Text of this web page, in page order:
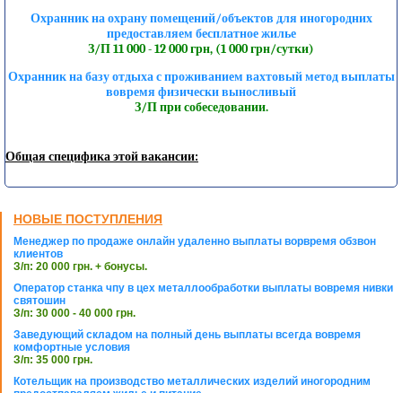
Охранник на охрану помещений/объектов для иногородних
предоставляем бесплатное жилье
З/П 11 000 - 12 000 грн, (1 000 грн/сутки)
Охранник на базу отдыха с проживанием вахтовый метод выплаты
вовремя физически выносливый
З/П при собеседовании.
Общая специфика этой вакансии:
НОВЫЕ ПОСТУПЛЕНИЯ
Менеджер по продаже онлайн удаленно выплаты ворвремя обзвон
клиентов
З/п: 20 000 грн. + бонусы.
Оператор станка чпу в цех металлообработки выплаты вовремя нивки
святошин
З/п: 30 000 - 40 000 грн.
Заведующий складом на полный день выплаты всегда вовремя
комфортные условия
З/п: 35 000 грн.
Котельщик на производство металлических изделий иногородним